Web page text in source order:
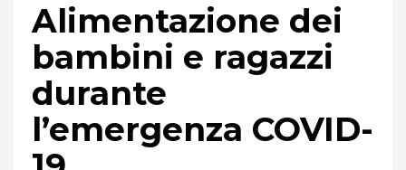
Alimentazione dei
bambini e ragazzi
durante
l’emergenza COVID-